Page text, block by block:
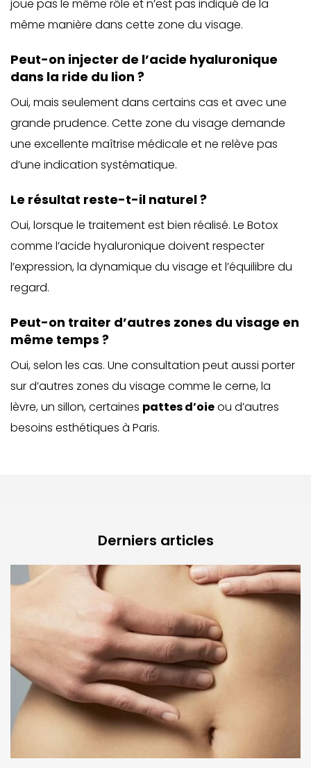
joue pas le même rôle et n’est pas indiqué de la
même manière dans cette zone du visage.
Peut-on injecter de l’acide hyaluronique
dans la ride du lion ?
Oui, mais seulement dans certains cas et avec une
grande prudence. Cette zone du visage demande
une excellente maîtrise médicale et ne relève pas
d’une indication systématique.
Le résultat reste-t-il naturel ?
Oui, lorsque le traitement est bien réalisé. Le Botox
comme l’acide hyaluronique doivent respecter
l’expression, la dynamique du visage et l’équilibre du
regard.
Peut-on traiter d’autres zones du visage en
même temps ?
Oui, selon les cas. Une consultation peut aussi porter
sur d’autres zones du visage comme le cerne, la
lèvre, un sillon, certaines pattes d’oieou d’autres
besoins esthétiques à Paris.
Derniers articles